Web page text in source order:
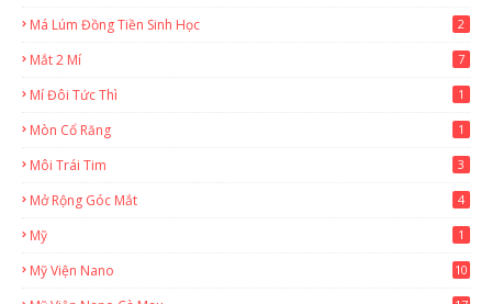
Má Lúm Đồng Tiền Sinh Học 2
Mắt 2 Mí 7
Mí Đôi Tức Thì 1
Mòn Cổ Răng 1
Môi Trái Tim 3
Mở Rộng Góc Mắt 4
Mỹ 1
Mỹ Viện Nano 10